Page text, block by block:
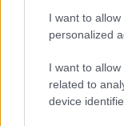
I want to
personalized
I want to
related to
device
Belváros-Lipótváros
Város-Teampannon
Újragondolják